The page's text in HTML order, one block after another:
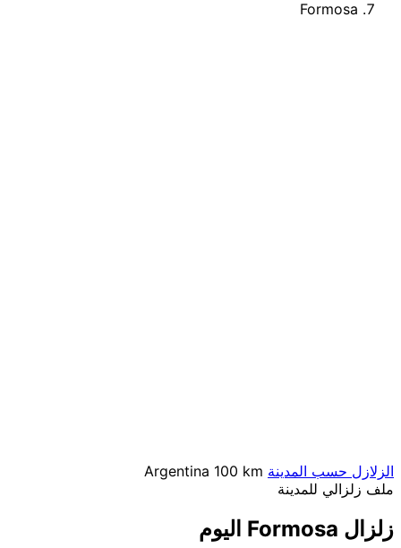
Formosa
الزلازل حسب المدينة Argentina 100 km
ملف زلزالي للمدينة
زلزال Formosa اليوم